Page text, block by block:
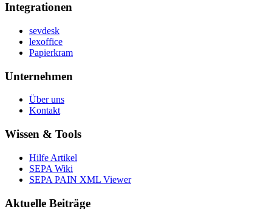
Integrationen
sevdesk
lexoffice
Papierkram
Unternehmen
Über uns
Kontakt
Wissen & Tools
Hilfe Artikel
SEPA Wiki
SEPA PAIN XML Viewer
Aktuelle Beiträge